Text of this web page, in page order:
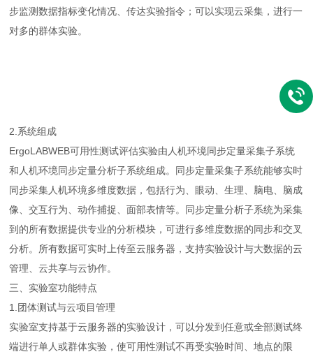
步监测数据指标变化情况、传达实验指令；可以实现云采集，进行一
对多的群体实验。
2.系统组成
ErgoLABWEB可用性测试评估实验由人机环境同步定量采集子系统
和人机环境同步定量分析子系统组成。同步定量采集子系统能够实时
同步采集人机环境多维度数据，包括行为、眼动、生理、脑电、脑成
像、交互行为、动作捕捉、面部表情等。同步定量分析子系统为采集
到的所有数据提供专业的分析模块，可进行多维度数据的同步和交叉
分析。所有数据可实时上传至云服务器，支持实验设计与大数据的云
管理、云共享与云协作。
三、实验室功能特点
1.团体测试与云项目管理
实验室支持基于云服务器的实验设计，可以分发到任意或全部测试终
端进行单人或群体实验，使可用性测试不再受实验时间、地点的限